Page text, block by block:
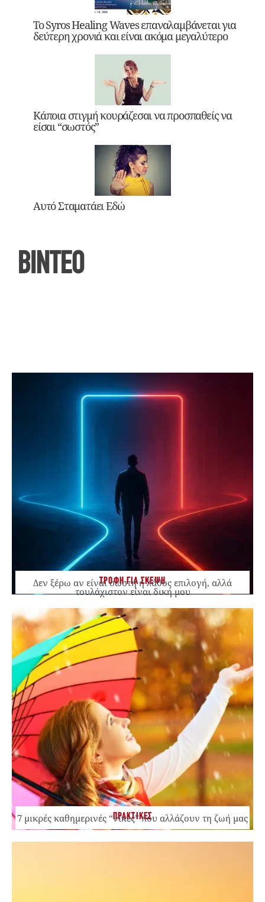
Το Syros Healing Waves επαναλαμβάνεται για
δεύτερη χρονιά και είναι ακόμα μεγαλύτερο
Κάποια στιγμή κουράζεσαι να προσπαθείς να
είσαι “σωστός”
Αυτό Σταματάει Εδώ
ΒΙΝΤΕΟ
ΤΡΟΦΗ ΓΙΑ ΣΚΕΨΗ
Δεν ξέρω αν είναι σωστή ή λάθος επιλογή, αλλά
τουλάχιστον είναι δική μου
ΠΡΑΚΤΙΚΕΣ
7 μικρές καθημερινές “νίκες” που αλλάζουν τη ζωή μας